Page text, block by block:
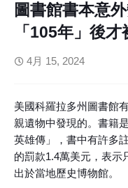
圖書館書本意
「105年」後才
4月 15, 2024
美國科羅拉多州圖書館
親遺物中發現的。書籍
英雄傳」，書中有許多
的罰款1.4萬美元，表示
出於當地歷史博物館。